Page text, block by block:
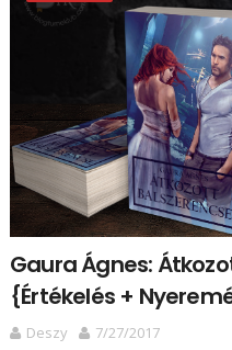
Gaura Ágnes:
{Értékelés +
Deszy
7/27/2017